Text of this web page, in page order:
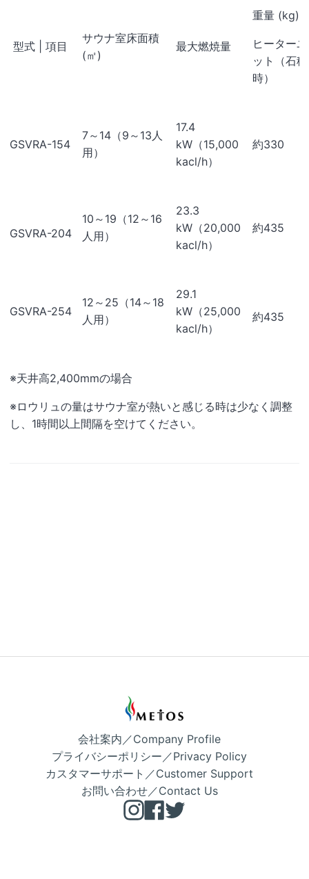
型式 | 項目
サウナ室床面積
(㎡)
最大燃焼量
重量 (kg)
ヒーター
ット（石
時）
GSVRA-154
7～14（9～13人
用）
17.4
kW（15,000
kacl/h）
約330
GSVRA-204
10～19（12～16
人用）
23.3
kW（20,000
kacl/h）
約435
GSVRA-254
12～25（14～18
人用）
29.1
kW（25,000
kacl/h）
約435
※天井高2,400mmの場合
※ロウリュの量はサウナ室が熱いと感じる時は少なく調整
し、1時間以上間隔を空けてください。
会社案内／Company Profile
プライバシーポリシー／Privacy Policy
カスタマーサポート／Customer Support
お問い合わせ／Contact Us